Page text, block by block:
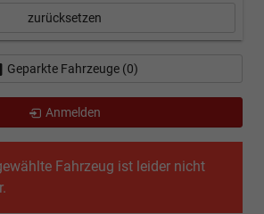
Fahrzeug ist leider nicht
zurücksetzen
Geparkte Fahrzeuge (0)
Anmelden